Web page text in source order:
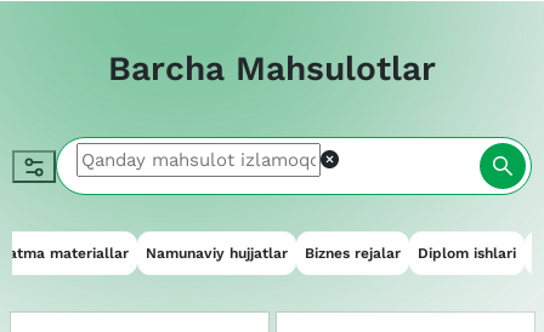
Barcha Mahsulotlar
materiallar Namunaviy hujjatlar Biznes rejalar Diplom ishlari